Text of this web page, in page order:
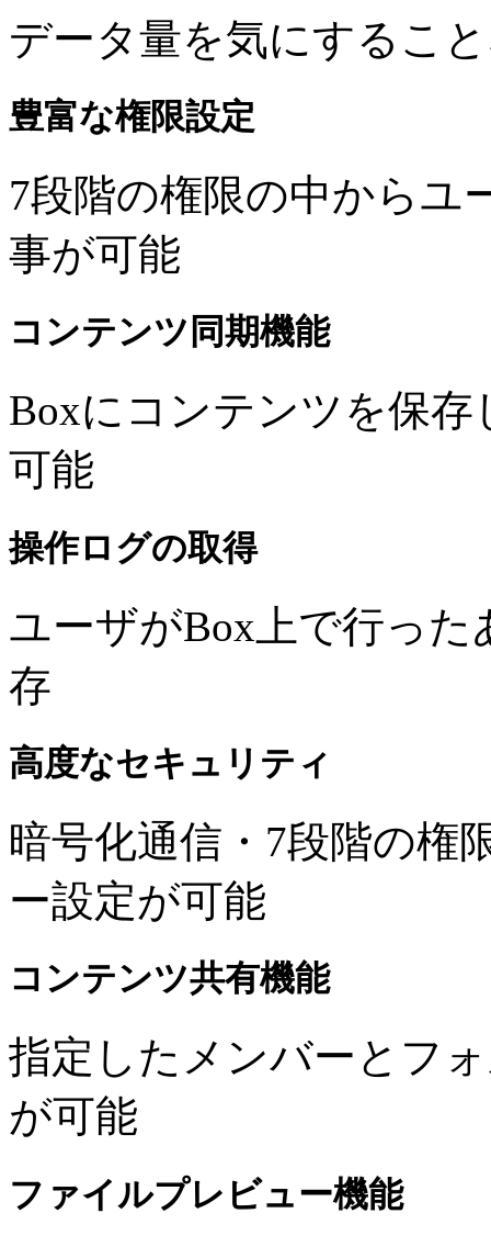
データ量を気にするこ
豊富な権限設定
7段階の権限の中からユ
事が可能
コンテンツ同期機能
Boxにコンテンツを保存
可能
操作ログの取得
ユーザがBox上で行っ
存
高度なセキュリティ
暗号化通信・7段階の権
ー設定が可能
コンテンツ共有機能
指定したメンバーとフ
が可能
ファイルプレビュー機能